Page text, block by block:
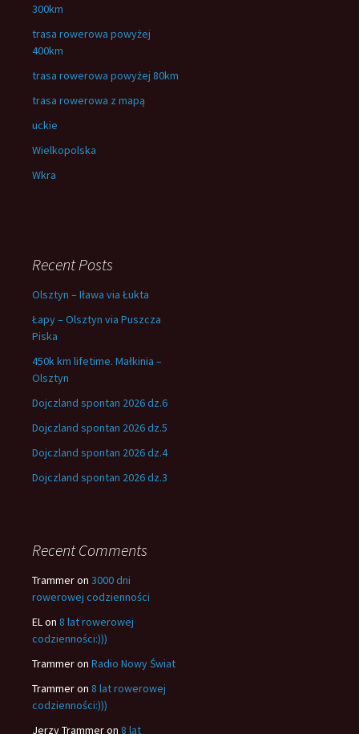
300km
trasa rowerowa powyżej
400km
trasa rowerowa powyżej 80km
trasa rowerowa z mapą
uckie
Wielkopolska
Wkra
Recent Posts
Olsztyn – Iława via Łukta
Łapy – Olsztyn via Puszcza
Piska
450k km lifetime. Małkinia –
Olsztyn
Dojczland spontan 2026 dz.6
Dojczland spontan 2026 dz.5
Dojczland spontan 2026 dz.4
Dojczland spontan 2026 dz.3
Recent Comments
Trammeron 3000 dni
rowerowej codzienności
ELon 8 lat rowerowej
codzienności:)))
Trammeron Radio Nowy Świat
Trammeron 8 lat rowerowej
codzienności:)))
Jerzy Trammeron 8 lat